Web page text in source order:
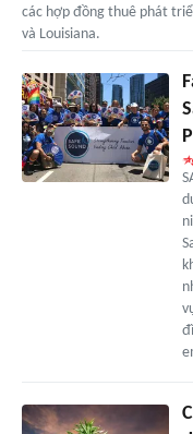
các hợp đồng thuê phát
và Louisiana.